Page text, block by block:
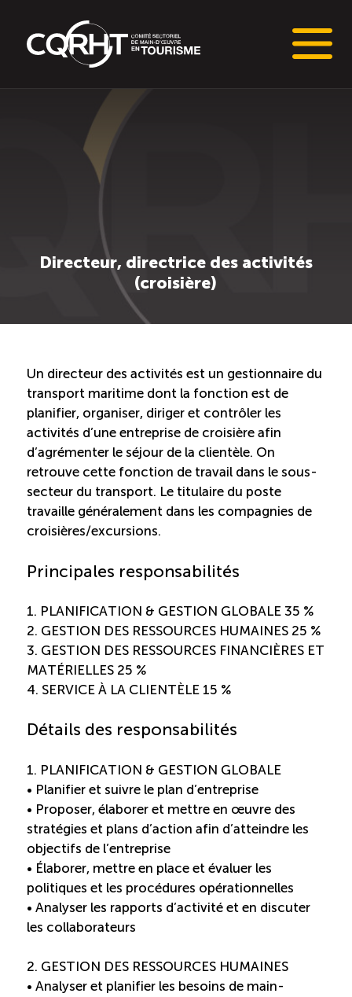
Connaissances stratégiques
Informations sur le marché du travail (IMT)
Main-d’oeuvre en tourisme
Saisonnalité des emplois
Outils et ressources
Descriptions de fonction
Balados
Diffusion d’offres d’emploi en ligne
Programmes d’aide et subventions
Compétences et formations
Nouvelles formations
Formation sur mesure
Cuisinier : programme alternance travail-étude
Directeur, directrice des activités
(croisière)
Un directeur des activités est un gestionnaire du
transport maritime dont la fonction est de
planifier, organiser, diriger et contrôler les
activités d’une entreprise de croisière afin
d’agrémenter le séjour de la clientèle. On
retrouve cette fonction de travail dans le sous-
secteur du transport. Le titulaire du poste
travaille généralement dans les compagnies de
croisières/excursions.
Principales responsabilités
1. PLANIFICATION & GESTION GLOBALE 35 %
2. GESTION DES RESSOURCES HUMAINES 25 %
3. GESTION DES RESSOURCES FINANCIÈRES ET
MATÉRIELLES 25 %
4. SERVICE À LA CLIENTÈLE 15 %
Détails des responsabilités
1. PLANIFICATION & GESTION GLOBALE
• Planifier et suivre le plan d’entreprise
• Proposer, élaborer et mettre en œuvre des
stratégies et plans d’action afin d’atteindre les
objectifs de l’entreprise
• Élaborer, mettre en place et évaluer les
politiques et les procédures opérationnelles
• Analyser les rapports d’activité et en discuter
les collaborateurs
2. GESTION DES RESSOURCES HUMAINES
• Analyser et planifier les besoins de main-